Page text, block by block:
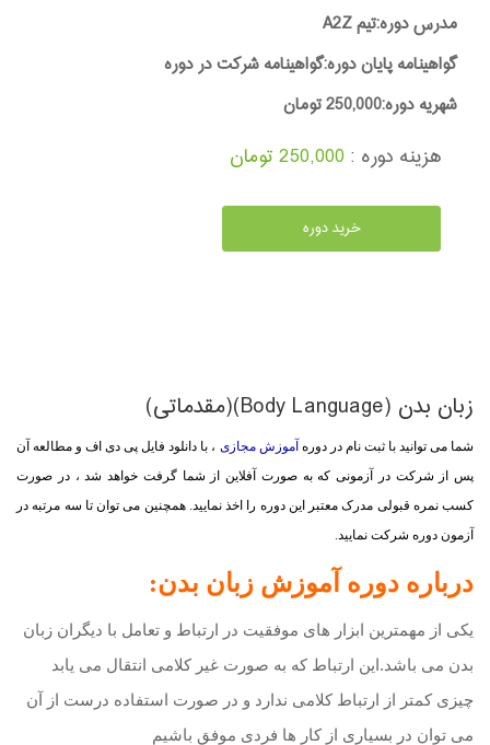
مدرس دوره:تیم A2Z
گواهینامه پایان دوره:گواهینامه شرکت در دوره
شهریه دوره:250,000 تومان
هزینه دوره : 250,000 تومان
خرید دوره
زبان بدن (Body Language)(مقدماتی)
شما می توانید با ثبت نام در دوره آموزش مجازی ، با دانلود فایل پی دی اف و مطالعه آن
پس از شرکت در آزمونی که به صورت آفلاین از شما گرفت خواهد شد ، در صورت
کسب نمره قبولی مدرک معتبر این دوره را اخذ نمایید. همچنین می توان تا سه مرتبه در
آزمون دوره شرکت نمایید.
درباره دوره آموزش زبان بدن:
یکی از مهمترین ابزار های موفقیت در ارتباط و تعامل با دیگران زبان
بدن می باشد.این ارتباط که به صورت غیر کلامی انتقال می یابد
چیزی کمتر از ارتباط کلامی ندارد و در صورت استفاده درست از آن
می توان در بسیاری از کار ها فردی موفق باشیم